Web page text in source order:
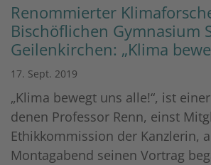
Renommierter
Bischöflichen Gymnasium
Geilenkirchen: „Klima
17. Sept. 2019
„Klima bewegt uns alle!“, ist
denen Professor Renn, einst
Ethikkommission der Kanzlerin,
Montagabend seinen Vortrag